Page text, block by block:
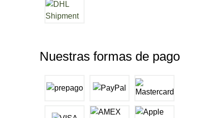
Nuestras formas de pago